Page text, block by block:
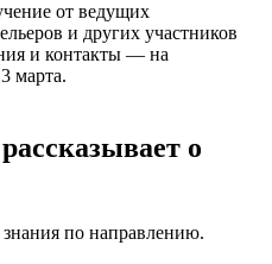
от ведущих
и других участников
и контакты — на
марта.
о
знания по направлению.